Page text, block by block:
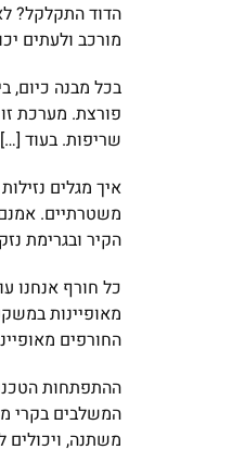
הדוד התקלקל?
מורכב ולעתים
בכל מבנה כיום,
פורצת. מערכת
שריפות. בעוד […]
איך מגלים
משטרתיים.
הקיר ובגרימת
מאופיינות
החורפים
ההתפתחות
המשלבים בקרי
משתנה, ויכולים